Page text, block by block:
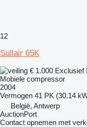
12
Sullair 65K
€ 1.000 Exclusief
Mobiele compressor
2004
Vermogen 41 PK (30.14
België, Antwerp
AuctionPort
Contact opnemen met